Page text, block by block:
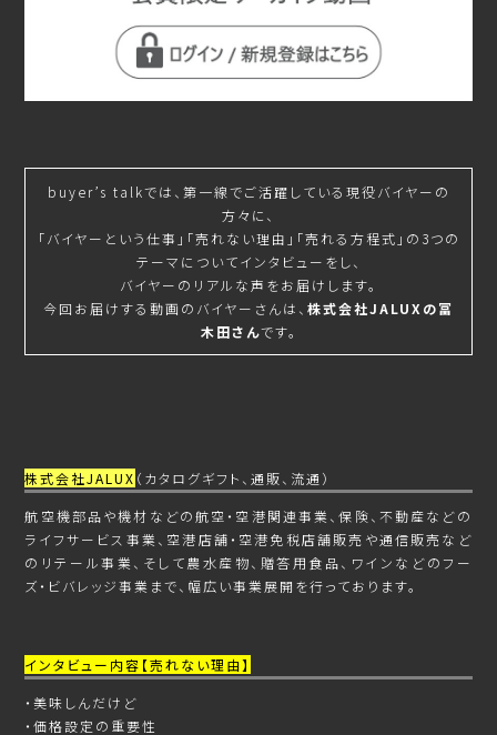
buyer’s talkでは、第一線でご活躍している現役バイヤーの
方々に、
「バイヤーという仕事」「売れない理由」「売れる方程式」の3つの
テーマについてインタビューをし、
バイヤーのリアルな声をお届けします。
今回お届けする動画のバイヤーさんは、 株式会社JALUXの冨
木田さんです。
株式会社JALUX （カタログギフト、通販、流通）
航空機部品や機材などの航空・空港関連事業、保険、不動産などの
ライフサービス事業、空港店舗・空港免税店舗販売や通信販売など
のリテール事業、そして農水産物、贈答用食品、ワインなどのフー
ズ・ビバレッジ事業まで、幅広い事業展開を行っております。
インタビュー内容【売れない理由】
・美味しんだけど
・価格設定の重要性